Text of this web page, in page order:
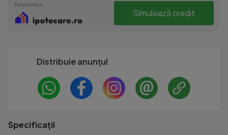
Publicitate
Simulează credit
Distribuie anunțul
Specificații